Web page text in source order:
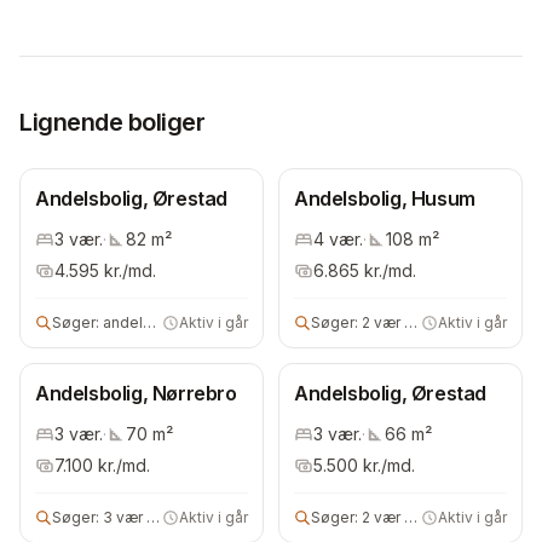
Lignende boliger
Andelsbolig, Ørestad
3 vær.· 82 m²
4.595 kr./md.
Søger: andels- eller ejerbolig Aktiv i går
Andelsbolig, Husum
4 vær.· 108 m²
6.865 kr./md.
Søger: 2 vær andelsbolig Aktiv i går
Andelsbolig, Nørrebro
3 vær.· 70 m²
7.100 kr./md.
Søger: 3 vær andels- eller ejerbolig Aktiv i går
Andelsbolig, Ørestad
3 vær.· 66 m²
5.500 kr./md.
Søger: 2 vær andelsbolig Aktiv i går